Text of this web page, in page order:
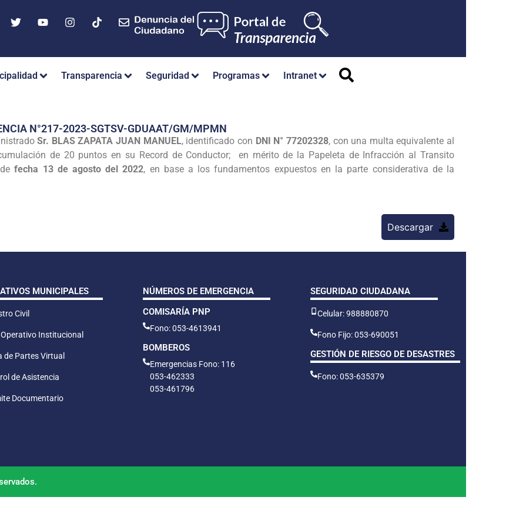
Transparencia Seguridad Programas Intranet
N°217-2023-SGTSV-GDUAAT/GM/MPMN
Sr. BLAS ZAPATA JUAN MANUEL, identificado con DNI N° 77202328, con una multa equivalente al
de 20 puntos en su Record de Conductor; en rnérito de la Papeleta de Infracción al Transito
fecha 13 de agosto del 2022, en base a los fundamentos expuestos en la parte considerativa de la
Descargar
MUNICIPALES
Civil
Institucional
de Partes Virtual
de Asistencia
Documentario
NÚMEROS DE EMERGENCIA
COMISARÍA PNP
Fono: 053-4613941
BOMBEROS
Emergencias Fono: 116
053-462333
053-461796
SEGURIDAD CIUDADANA
Celular: 988880870
Fono Fijo: 053-690051
GESTIÓN DE RIESGO DE DESASTRES
Fono: 053-635379